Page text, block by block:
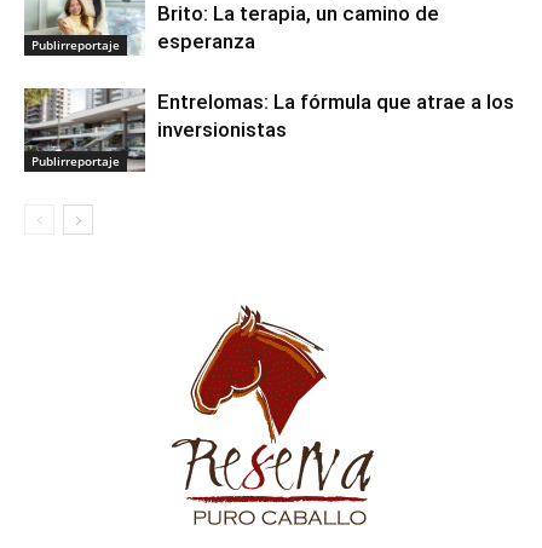
Publirreportaje
Brito: La terapia, un camino de
esperanza
Publirreportaje
Entrelomas: La fórmula que atrae a los
inversionistas